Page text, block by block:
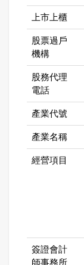
上市上櫃
股票過戶
機構
股務代理
電話
產業代號
產業名稱
經營項目
簽證會計
師事務所